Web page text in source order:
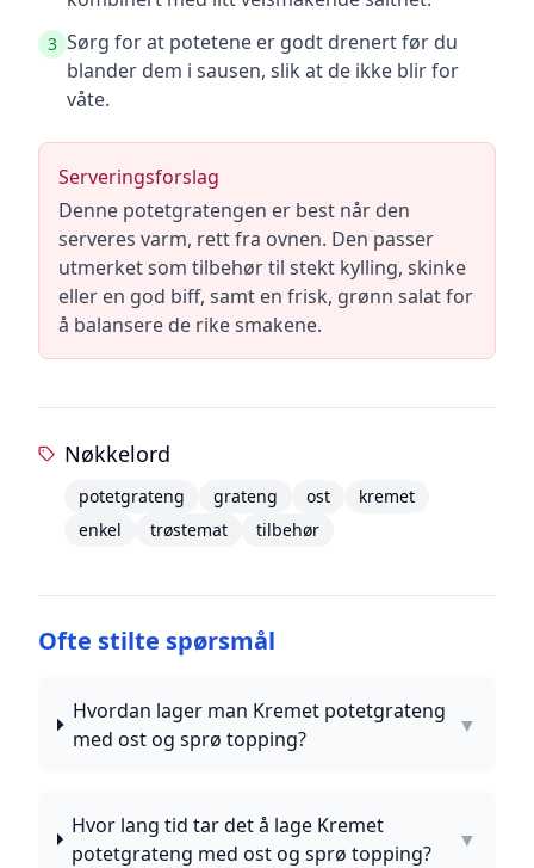
3 Sørg for at potetene er godt drenert før du
blander dem i sausen, slik at de ikke blir for
våte.
Serveringsforslag
Denne potetgratengen er best når den
serveres varm, rett fra ovnen. Den passer
utmerket som tilbehør til stekt kylling, skinke
eller en god biff, samt en frisk, grønn salat for
å balansere de rike smakene.
Nøkkelord
potetgrateng grateng ost
kremet
enkel
trøstemat tilbehør
Ofte stilte spørsmål
Hvordan lager man Kremet potetgrateng
med ost og sprø topping?
▼
Hvor lang tid tar det å lage Kremet
potetgrateng med ost og sprø topping?
▼